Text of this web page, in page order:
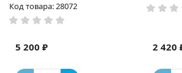
Код товара: 28072
5 200 ₽ 2 420